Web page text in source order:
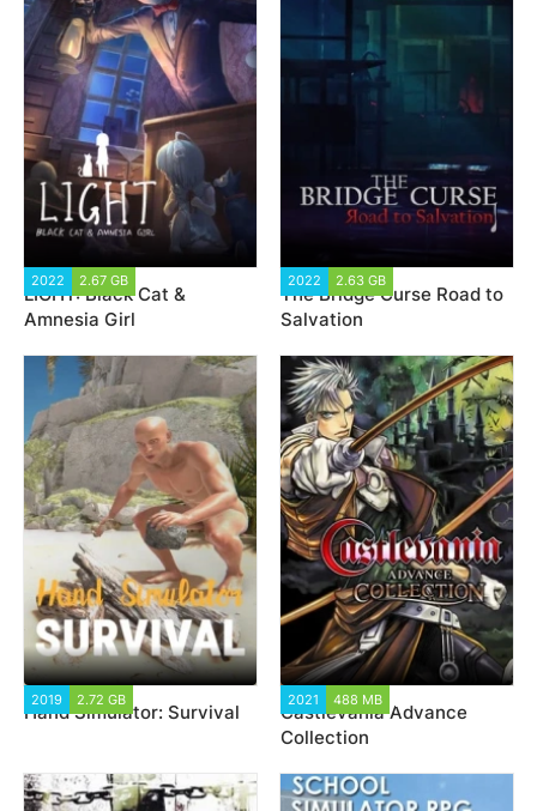
2022 2.67 GB
LIGHT: Black Cat &
Amnesia Girl
2022 2.63 GB
The Bridge Curse Road to
Salvation
2019 2.72 GB
Hand Simulator: Survival
2021 488 MB
Castlevania Advance
Collection